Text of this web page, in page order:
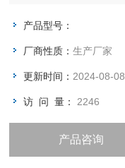
产品型号：
厂商性质：生产厂家
更新时间： 2024-08-08
访 问 量： 2246
产品咨询